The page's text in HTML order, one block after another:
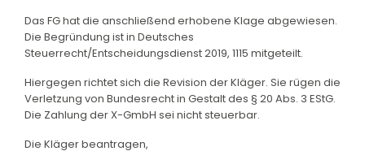
Das FG hat die anschließend erhobene Klage abgewiesen.
Die Begründung ist in Deutsches
Steuerrecht/Entscheidungsdienst 2019, 1115 mitgeteilt.
Hiergegen richtet sich die Revision der Kläger. Sie rügen die
Verletzung von Bundesrecht in Gestalt des § 20 Abs. 3 EStG.
Die Zahlung der X-GmbH sei nicht steuerbar.
Die Kläger beantragen,